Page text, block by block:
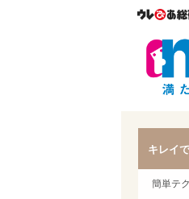
キレイ
簡単テク